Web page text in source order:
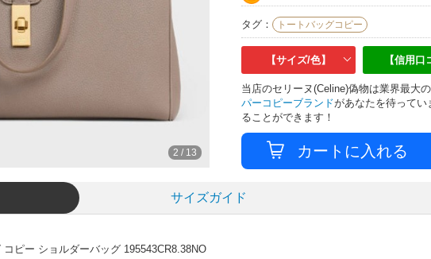
3 / 13
タグ： トートバッグコピー
【サイズ/色】 【信用口
当店のセリーヌ(Celine)偽物は業界最大
パーコピーブランドがあなたを待ってい
ることができます！
サイズガイド
ピー ショルダーバッグ 195543CR8.38NO